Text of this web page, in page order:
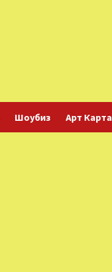
Шоубиз Арт Карта